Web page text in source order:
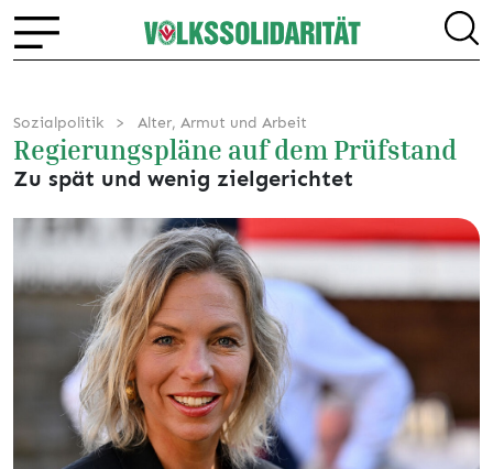
Sozialpolitik Alter, Armut und Arbeit
Regierungspläne auf dem Prüfstand
Zu spät und wenig zielgerichtet